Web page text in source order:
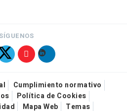
Cumplimiento normativo
Política de Cookies
Mapa Web Temas